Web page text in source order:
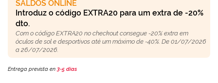
SALDOS ONLINE
Introduz o código EXTRA20 para um extra de -20%
dto.
Com o código EXTRA20 no checkout consegue -20% extra em
óculos de sol e desportivos até um máximo de -40%. De 01/07/2026
a 26/07/2026.
Entrega prevista en3-5 días